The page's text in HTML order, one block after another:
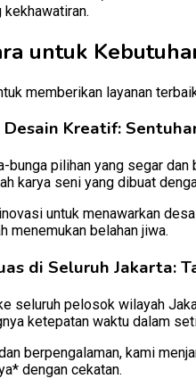
kekhawatiran.
untuk
memberikan layanan
Kreatif:
bunga pilihan yang segar
karya seni yang dibuat
untuk menawarkan
menemukan belahan jiwa.
di Seluruh Jakarta:
seluruh pelosok wilayah
ketepatan waktu dalam
berpengalaman, kami
dengan cekatan.